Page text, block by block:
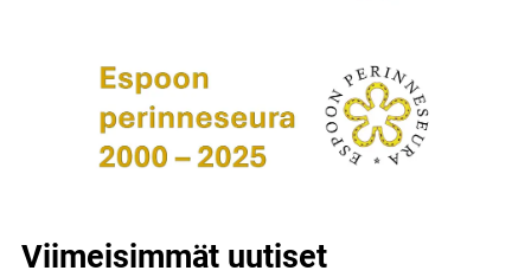
Viimeisimmät uutiset